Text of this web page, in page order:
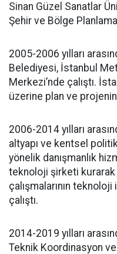
Sinan Güzel Sanatlar
Şehir ve Bölge
2005-2006 yılları
Belediyesi, İstanbul
Merkezi’nde çalıştı.
üzerine plan ve
2006-2014 yılları
altyapı ve kentsel
yönelik danışmanlık
teknoloji şirketi
çalışmalarının
çalıştı.
2014-2019 yılları
Teknik Koordinasyon